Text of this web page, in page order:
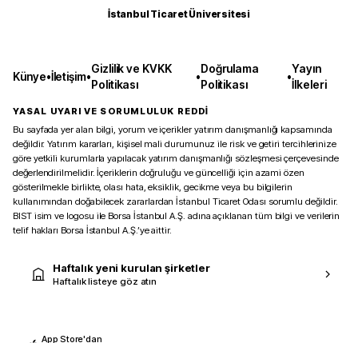
İstanbul Ticaret Üniversitesi
Künye•İletişim•
Gizlilik ve KVKK
Politikası
•
Doğrulama
Politikası
•
Yayın
İlkeleri
YASAL UYARI VE SORUMLULUK REDDİ
Bu sayfada yer alan bilgi, yorum ve içerikler yatırım danışmanlığı kapsamında
değildir. Yatırım kararları, kişisel mali durumunuz ile risk ve getiri tercihlerinize
göre yetkili kurumlarla yapılacak yatırım danışmanlığı sözleşmesi çerçevesinde
değerlendirilmelidir. İçeriklerin doğruluğu ve güncelliği için azami özen
gösterilmekle birlikte, olası hata, eksiklik, gecikme veya bu bilgilerin
kullanımından doğabilecek zararlardan İstanbul Ticaret Odası sorumlu değildir.
BIST isim ve logosu ile Borsa İstanbul A.Ş. adına açıklanan tüm bilgi ve verilerin
telif hakları Borsa İstanbul A.Ş.’ye aittir.
Haftalık yeni kurulan şirketler
Haftalık listeye göz atın
App Store'dan